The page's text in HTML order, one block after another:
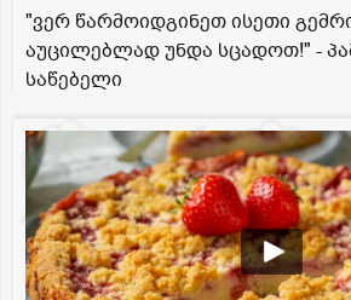
"ვერ წარმოიდგინეთ ისეთი
აუცილებლად უნდა სცადოთ!" -
საწებელი